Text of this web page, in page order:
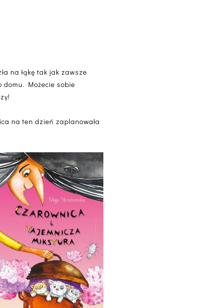
na łąkę tak jak zawsze
domu. Możecie sobie
na ten dzień zaplanowała